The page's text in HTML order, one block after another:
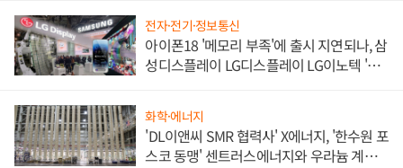
전자·전기·정보통신
아이폰18 '메모리 부족'에 출시 지연되나, 삼
성디스플레이 LG디스플레이 LG이노텍 '탈
화학·에너지
'DL이앤씨 SMR 협력사' X에너지, '한수원 포
스코 동맹' 센트러스에너지와 우라늄 계약